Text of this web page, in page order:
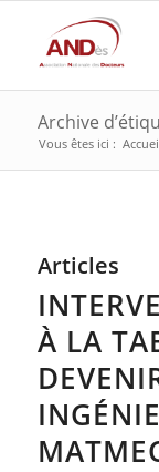
Archive
Vous êtes ici :
Articles
À LA